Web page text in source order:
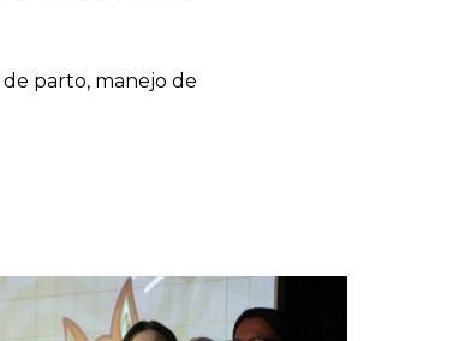
parto, manejo de